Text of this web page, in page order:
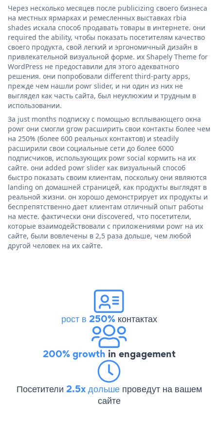
Через несколько месяцев после publicizing своего бизнеса
на местных ярмарках и ремесленных выставках rbia
shades искала способ продавать товары в интернете. они
required the ability, чтобы показать посетителям качество
своего продукта, свой легкий и эргономичный дизайн в
привлекательной визуальной форме. их Shapely Theme for
WordPress не предоставили для этого адекватного
решения. они попробовали different third-party apps,
прежде чем нашли powr slider, и ни один из них не
выглядел как часть сайта, был неуклюжим и трудным в
использовании.
За just months подписку с помощью всплывающего окна
powr они смогли grow расширить свои контакты более чем
на 250% (более 600 реальных контактов) и steadily
расширили свои социальные сети до более 6000
подписчиков, использующих powr social кормить на их
сайте. они added powr slider как визуальный способ
быстро показать своим клиентам, поскольку они являются
landing on домашней страницей, как продукты выглядят в
реальной жизни. он хорошо демонстрирует их продукты и
беспрепятственно дает клиентам отличный опыт работы
на месте. фактически они discovered, что посетители,
которые взаимодействовали с приложениями powr на их
сайте, были вовлечены в 2,5 раза дольше, чем любой
другой человек на их сайте.
рост в 250%контактах
200% growth in engagement
Посетители 2.5x дольше проведут на вашем
сайте